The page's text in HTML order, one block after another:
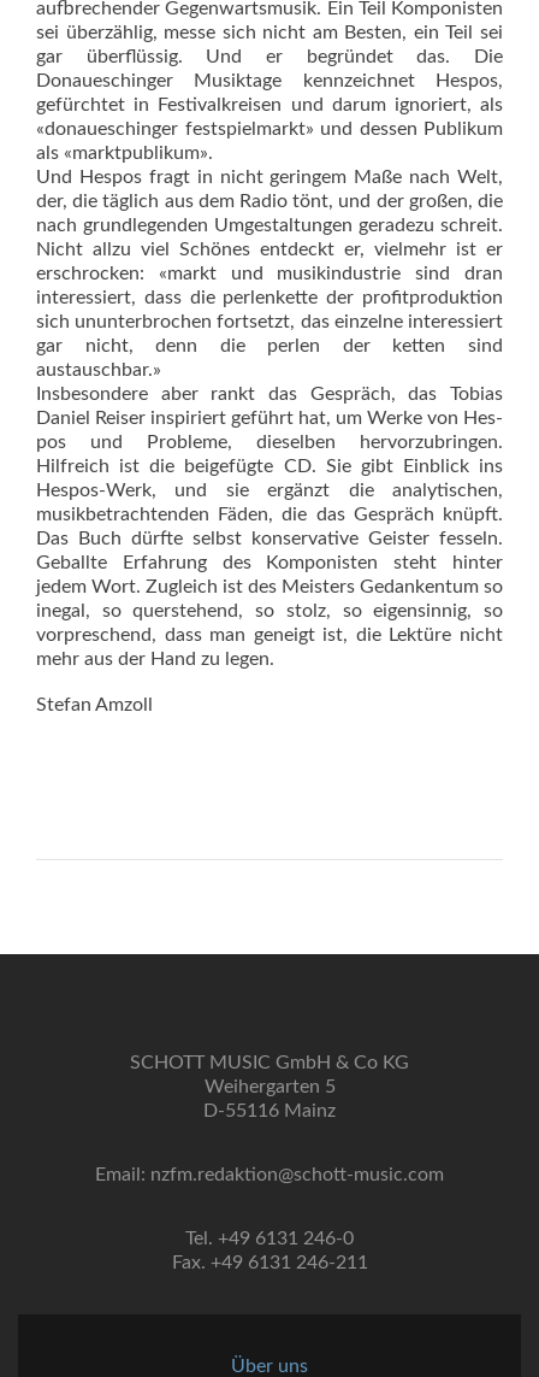
aufbrechender Gegenwartsmusik. Ein Teil Komponisten
sei überzählig, messe sich nicht am Besten, ein Teil sei
gar überflüssig. Und er begründet das. Die
Donaueschinger Musiktage kennzeichnet Hespos,
gefürchtet in Festivalkreisen und darum ignoriert, als
«donaueschinger festspielmarkt» und dessen Publikum
als «marktpublikum».
Und Hespos fragt in nicht geringem Maße nach Welt,
der, die täglich aus dem Radio tönt, und der großen, die
nach grundlegenden Umgestaltungen geradezu schreit.
Nicht allzu viel Schönes entdeckt er, vielmehr ist er
erschrocken: «markt und musikindustrie sind dran
interessiert, dass die perlenkette der profitproduktion
sich ununterbrochen fortsetzt, das einzelne interessiert
gar nicht, denn die perlen der ketten sind
austauschbar.»
Insbesondere aber rankt das Gespräch, das Tobias
Daniel Reiser inspiriert geführt hat, um Werke von Hes­
pos und Probleme, dieselben hervorzubringen.
Hilfreich ist die beigefügte CD. Sie gibt Einblick ins
Hespos-Werk, und sie ergänzt die analytischen,
musikbetrachtenden Fäden, die das Gespräch knüpft.
Das Buch dürfte selbst konservative Geister fesseln.
Geballte Erfahrung des Komponisten steht hinter
jedem Wort. Zugleich ist des Meisters Gedankentum so
inegal, so querstehend, so stolz, so eigensinnig, so
vorpreschend, dass man geneigt ist, die Lektüre nicht
mehr aus der Hand zu legen.
Stefan Amzoll
SCHOTT MUSIC GmbH & Co KG
Weihergarten 5
D-55116 Mainz
Email: nzfm.redaktion@schott-music.com
Tel. +49 6131 246-0
Fax. +49 6131 246-211
Über uns